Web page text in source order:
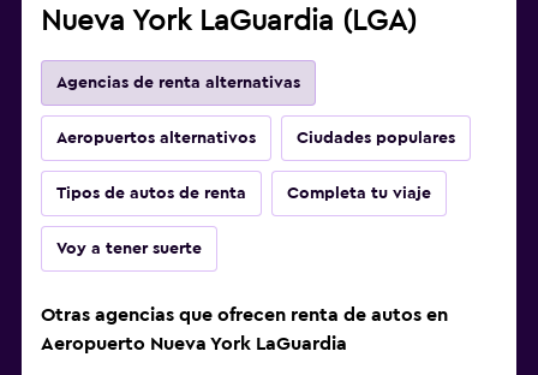
Nueva York LaGuardia (LGA)
Agencias de renta alternativas
Aeropuertos alternativos Ciudades populares
Tipos de autos de renta Completa tu viaje
Voy a tener suerte
Otras agencias que ofrecen renta de autos en
Aeropuerto Nueva York LaGuardia